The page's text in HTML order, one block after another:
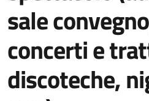
sale
concerti e
discoteche,